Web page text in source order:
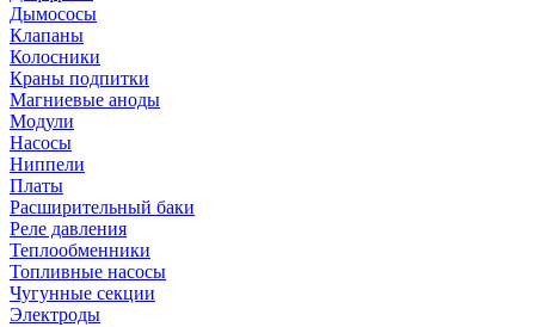
Дымососы
Клапаны
Колосники
Краны подпитки
Магниевые аноды
Модули
Насосы
Ниппели
Платы
Расширительный баки
Реле давления
Теплообменники
Топливные насосы
Чугунные секции
Электроды